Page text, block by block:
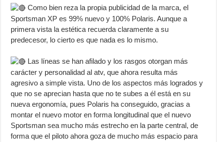
Como bien reza la propia publicidad de la marca, el
Sportsman XP es 99% nuevo y 100% Polaris. Aunque a
primera vista la estética recuerda claramente a su
predecesor, lo cierto es que nada es lo mismo.
Las líneas se han afilado y los rasgos otorgan más
carácter y personalidad al atv, que ahora resulta más
agresivo a simple vista. Uno de los aspectos más logrados y
que no se aprecian hasta que no te subes a él está en su
nueva ergonomía, pues Polaris ha conseguido, gracias a
montar el nuevo motor en forma longitudinal que el nuevo
Sportsman sea mucho más estrecho en la parte central, de
forma que el piloto ahora goza de mucho más espacio para